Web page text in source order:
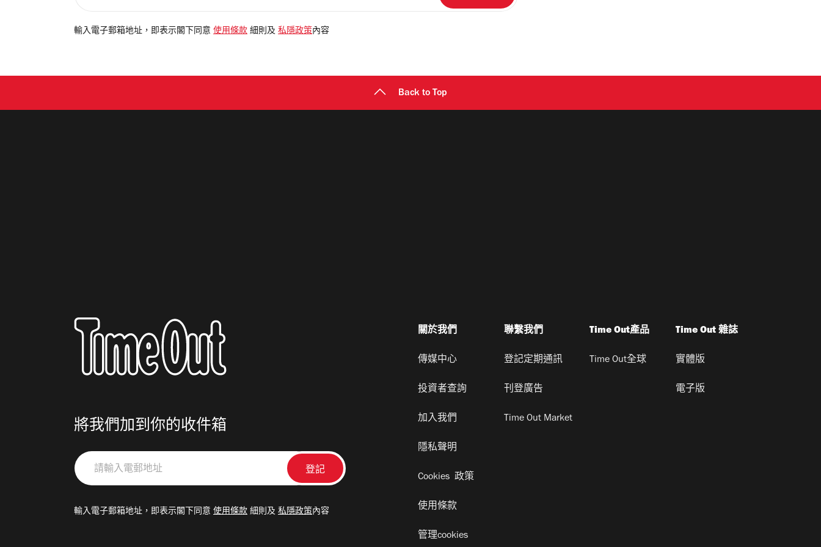
電
輸入電子郵箱地址，即表示閣下同意 使用條款 細則及 私隱政策 內容
Back to Top
將我們加到你的收件箱
請
輸
郵
輸入電子郵箱地址，即表示閣下同意 使用條款 細則及 私隱政策內容
關於我們
傳媒中心
投資者查詢
加入我們
隱私聲明
Cookies 政策
使用條款
管理cookies
聯繫我們
登記定期通訊
刊登廣告
Time Out Market
Time Out產品
Time Out全球
Time Out 雜誌
實體版
電子版